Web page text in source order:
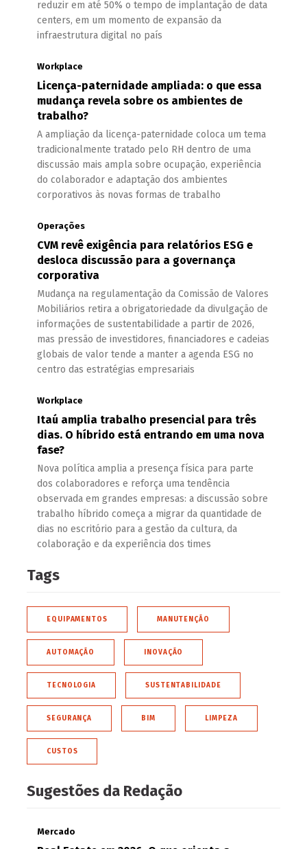
reduzir em até 50% o tempo de implantação de data
centers, em um momento de expansão da
infraestrutura digital no país
Workplace
Licença-paternidade ampliada: o que essa
mudança revela sobre os ambientes de
trabalho?
A ampliação da licença-paternidade coloca um tema
tradicionalmente tratado pelo RH dentro de uma
discussão mais ampla sobre ocupação, experiência
do colaborador e adaptação dos ambientes
corporativos às novas formas de trabalho
Operações
CVM revê exigência para relatórios ESG e
desloca discussão para a governança
corporativa
Mudança na regulamentação da Comissão de Valores
Mobiliários retira a obrigatoriedade da divulgação de
informações de sustentabilidade a partir de 2026,
mas pressão de investidores, financiadores e cadeias
globais de valor tende a manter a agenda ESG no
centro das estratégias empresariais
Workplace
Itaú amplia trabalho presencial para três
dias. O híbrido está entrando em uma nova
fase?
Nova política amplia a presença física para parte
dos colaboradores e reforça uma tendência
observada em grandes empresas: a discussão sobre
trabalho híbrido começa a migrar da quantidade de
dias no escritório para a gestão da cultura, da
colaboração e da experiência dos times
Tags
EQUIPAMENTOS MANUTENÇÃO
AUTOMAÇÃO INOVAÇÃO
TECNOLOGIA SUSTENTABILIDADE
SEGURANÇA BIM LIMPEZA
CUSTOS
Sugestões da Redação
Mercado